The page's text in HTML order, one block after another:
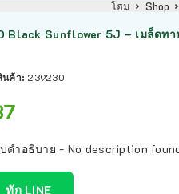
โฮม Shop
Black Sunflower 5J – เมล็ดท
นค้า: 239230
คำอธิบาย - No description
ทัก LINE